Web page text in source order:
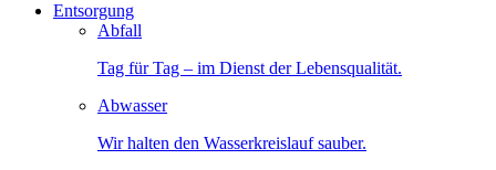
Entsorgung
Abfall
Tag für Tag – im Dienst der Lebensqualität.
Abwasser
Wir halten den Wasserkreislauf sauber.